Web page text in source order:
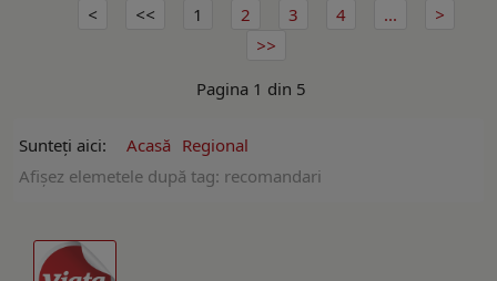
1 2 3 4 ...
Pagina 1 din 5
Sunteți aici: Acasă Regional
Afişez elemetele după tag: recomandari